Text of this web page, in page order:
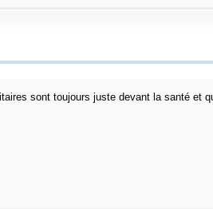
sont toujours juste devant la santé et